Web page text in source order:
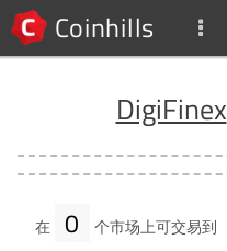
Coinhills
DigiFinex
在 0 个市场上可交易到